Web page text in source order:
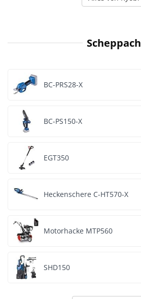
Scheppach
BC-PRS28-X
BC-PS150-X
EGT350
Heckenschere C-HT570-X
Motorhacke MTP560
SHD150